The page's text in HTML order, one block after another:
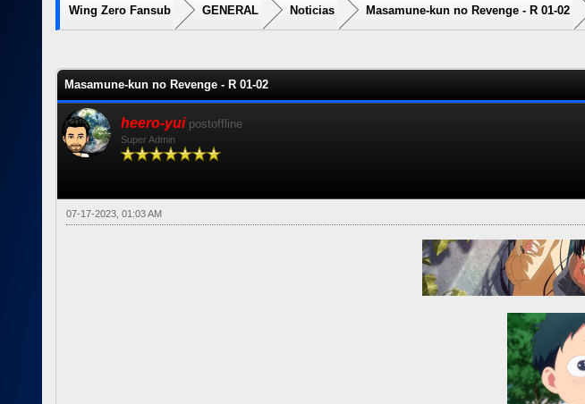
Wing Zero Fansub GENERAL Noticias Masamune-kun no Revenge - R 01-02
Masamune-kun no Revenge - R 01-02
heero-yui postoffline
Super Admin
07-17-2023, 01:03 AM